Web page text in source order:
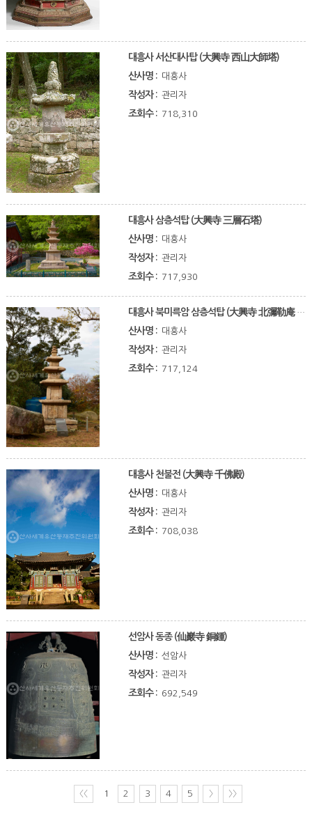
대흥사 서산대사탑 (大興寺 西山大師塔)
산사명 : 대흥사
작성자 : 관리자
조회수 : 718,310
대흥사 삼층석탑 (大興寺 三層石塔)
산사명 : 대흥사
작성자 : 관리자
조회수 : 717,930
대흥사 북미륵암 삼층석탑 (大興寺 北彌勒庵 三層石塔)
산사명 : 대흥사
작성자 : 관리자
조회수 : 717,124
대흥사 천불전 (大興寺 千佛殿)
산사명 : 대흥사
작성자 : 관리자
조회수 : 708,038
선암사 동종 (仙巖寺 銅鍾)
산사명 : 선암사
작성자 : 관리자
조회수 : 692,549
〈〈 1 2 3 4 5 〉 〉〉